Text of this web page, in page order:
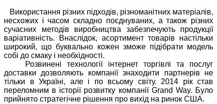
Використання різних підходів, різноманітних матеріалів,
несхожих і часом складно поєднуваних, а також різних
сучасних методів виробництва забезпечують продукції
варіативність.
Внаслідок, асортимент товарів настільки
широкий, що буквально кожен зможе підібрати модель
собі до смаку і необхідності.
Розвинені технології інтернет торгівлі та послуг
доставки дозволяють компанії знаходити партнерів не
тільки в Україні, але і по всьому світу. 2014 рік став
переломним в історії розвитку компанії Grand Way. Було
прийнято стратегічне рішення про вихід на ринок США.